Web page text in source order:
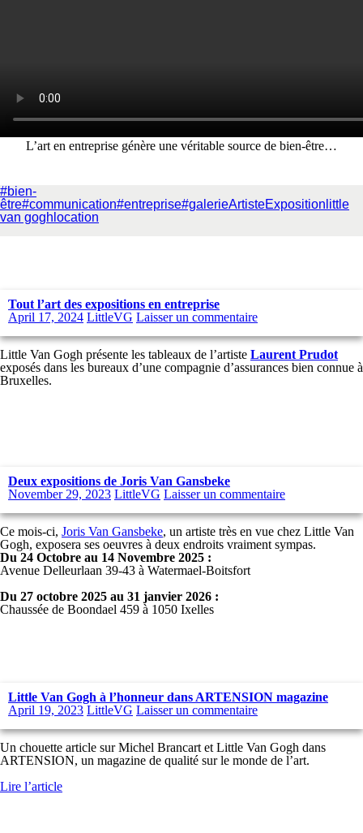
L’art en entreprise génère une véritable source de bien-être…
#bien-
être#communication#entreprise#galerieArtisteExposition little
van gogh location
Tout l’art des expositions en entreprise
April 17, 2024 LittleVG Laisser un commentaire
Little Van Gogh présente les tableaux de l’artiste Laurent Prudot
exposés dans les bureaux d’une compagnie d’assurances bien connue à
Bruxelles.
Deux expositions de Joris Van Gansbeke
November 29, 2023 LittleVG Laisser un commentaire
Ce mois-ci, Joris Van Gansbeke, un artiste très en vue chez Little Van
Gogh, exposera ses oeuvres à deux endroits vraiment sympas.
Du 24 Octobre au 14 Novembre 2025 :
Avenue Delleurlaan 39-43 à Watermael-Boitsfort
Du 27 octobre 2025 au 31 janvier 2026 :
Chaussée de Boondael 459 à 1050 Ixelles
Little Van Gogh à l’honneur dans ARTENSION magazine
April 19, 2023 LittleVG Laisser un commentaire
Un chouette article sur Michel Brancart et Little Van Gogh dans
ARTENSION, un magazine de qualité sur le monde de l’art.
Lire l’article